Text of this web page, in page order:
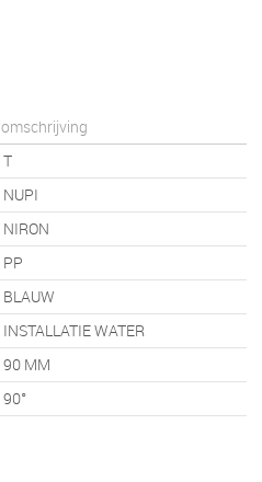
omschrijving
T
NUPI
NIRON
PP
BLAUW
INSTALLATIE WATER
90 MM
90°